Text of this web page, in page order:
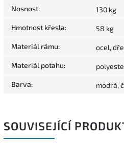
Nosnost: 130 kg
Hmotnost křesla: 58 kg
Materiál rámu: ocel,
Materiál potahu:
Barva: modrá,
SOUVISEJÍCÍ